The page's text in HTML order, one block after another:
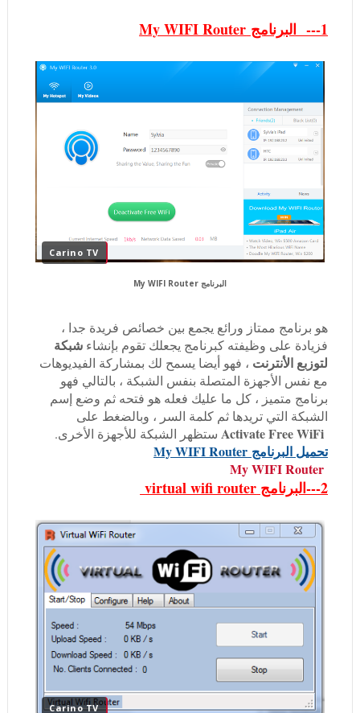
1--- البرنامج My WIFI Router
Carino TV
البرنامج My WIFI Router
هو برنامج ممتاز ورائع يجمع بين خصائص فريدة جدا ،
فزيادة على وظيفته كبرنامج يجعلك تقوم بإنشاء شبكة
لتوزبع الأنترنت ، فهو أيضا يسمح لك بمشاركة الفيديوهات
مع نفس الأجهزة المتصلة بنفس الشبكة ، بالتالي فهو
برنامج متميز ، كل ما عليك فعله هو فتحه ثم وضع إسم
الشبكة التي تريدها ثم كلمة السر ، وبالضغط على
Activate Free WiFi ستظهر الشبكة للأجهزة الأخرى.
تحميل البرنامج My WIFI Router
My WIFI Router
2---البرنامج virtual wifi router
Carino TV